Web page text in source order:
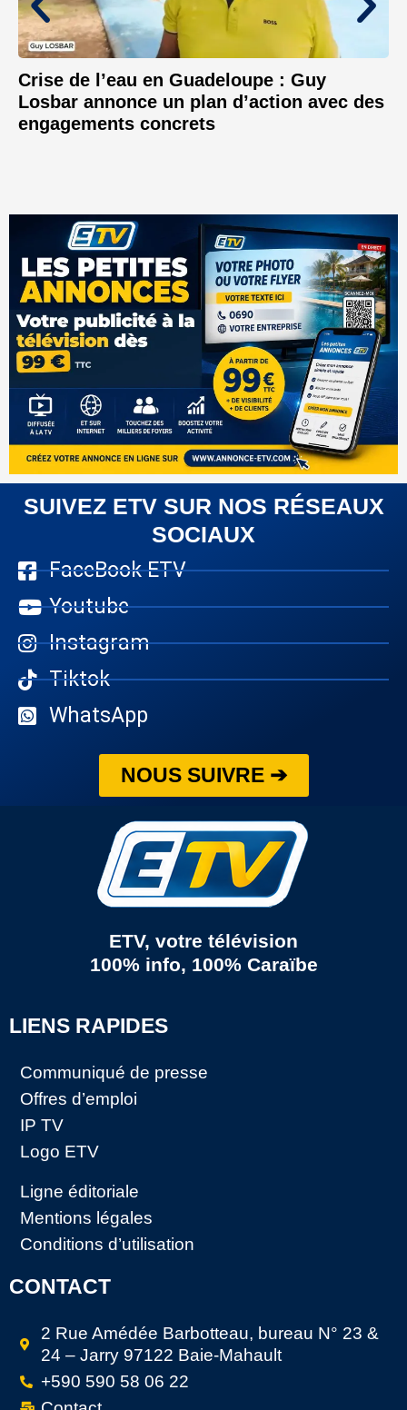
Crise de l’eau en Guadeloupe : Guy
Losbar annonce un plan d’action avec des
engagements concrets
SUIVEZ ETV SUR NOS RÉSEAUX
SOCIAUX
FaceBook ETV
Youtube
Instagram
Tiktok
WhatsApp
NOUS SUIVRE ➔
ETV, votre télévision
100% info, 100% Caraïbe
LIENS RAPIDES
Communiqué de presse
Offres d’emploi
IP TV
Logo ETV
Ligne éditoriale
Mentions légales
Conditions d’utilisation
CONTACT
2 Rue Amédée Barbotteau, bureau N° 23 &
24 – Jarry 97122 Baie-Mahault
+590 590 58 06 22